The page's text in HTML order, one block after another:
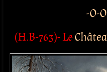
-O-
(H.B-763)- Le